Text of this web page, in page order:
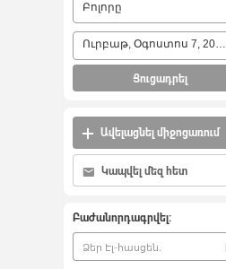
Բոլորը
Ուրբաթ, Օգոստոս 7, 2026
Ցուցադրել
Ավելացնել միջոցառում
Կապվել մեզ հետ
Բաժանորդագրվել: